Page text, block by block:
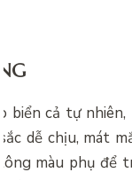
biển cả tự
dễ chịu, mát
màu phụ để